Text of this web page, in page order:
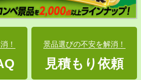
！ 景品選びの不安を解消！
見積もり依頼